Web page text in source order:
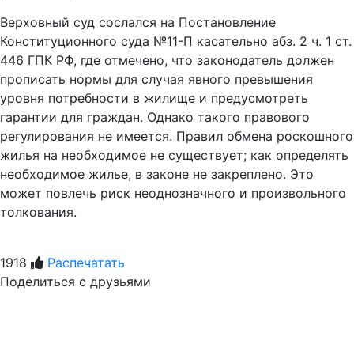
Верховный суд сослался на Постановление
Конституционного суда №11-П касательно абз. 2 ч. 1 ст.
446 ГПК РФ, где отмечено, что законодатель должен
прописать нормы для случая явного превышения
уровня потребности в жилище и предусмотреть
гарантии для граждан. Однако такого правового
регулирования не имеется. Правил обмена роскошного
жилья на необходимое не существует; как определять
необходимое жилье, в законе не закреплено. Это
может повлечь риск неоднозначного и произвольного
толкования.
1918
Распечатать
Поделиться с друзьями